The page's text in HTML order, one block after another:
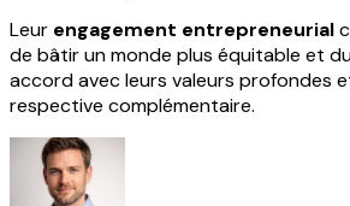
Leur engagement entrepreneurial
de bâtir un monde plus équitable et
accord avec leurs valeurs profondes
respective complémentaire.